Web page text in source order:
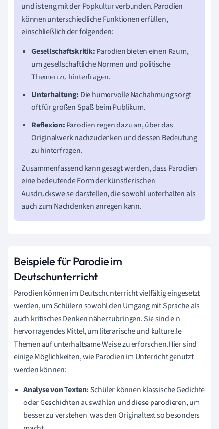
und ist eng mit der Popkultur verbunden. Parodien
können unterschiedliche Funktionen erfüllen,
einschließlich der folgenden:
Gesellschaftskritik:Parodien bieten einen Raum,
um gesellschaftliche Normen und politische
Themen zu hinterfragen.
Unterhaltung: Die humorvolle Nachahmung sorgt
oft für großen Spaß beim Publikum.
Reflexion: Parodien regen dazu an, über das
Originalwerk nachzudenken und dessen Bedeutung
zu hinterfragen.
Zusammenfassend kann gesagt werden, dass Parodien
eine bedeutende Form der künstlerischen
Ausdrucksweise darstellen, die sowohl unterhalten als
auch zum Nachdenken anregen kann.
Beispiele für Parodie im
Deutschunterricht
Parodien können im Deutschunterricht vielfältig eingesetzt
werden, um Schülern sowohl den Umgang mit Sprache als
auch kritisches Denken näherzubringen. Sie sind ein
hervorragendes Mittel, um literarische und kulturelle
Themen auf unterhaltsame Weise zu erforschen.Hier sind
einige Möglichkeiten, wie Parodien im Unterricht genutzt
werden können:
Analyse von Texten: Schüler können klassische Gedichte
oder Geschichten auswählen und diese parodieren, um
besser zu verstehen, was den Originaltext so besonders